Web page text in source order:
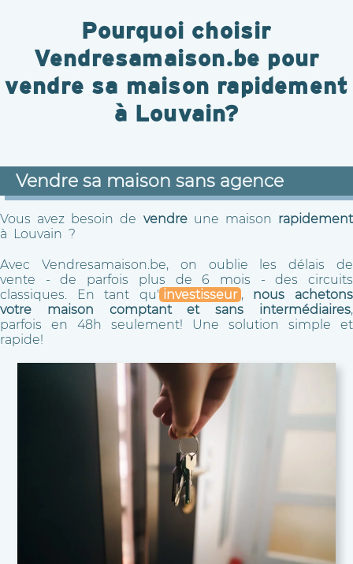
Pourquoi choisir
Vendresamaison.be pour
vendre sa maison rapidement
à Louvain?
Vendre sa maison sans agence
Vous avez besoin de vendreune maison rapidement
à Louvain ?
Avec Vendresamaison.be, on oublie les délais de
vente - de parfois plus de 6 mois - des circuits
classiques. En tant qu' investisseur , nous achetons
votre maison comptant et sans intermédiaires,
parfois en 48h seulement! Une solution simple et
rapide!